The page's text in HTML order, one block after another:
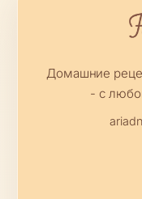
Домашние
- с